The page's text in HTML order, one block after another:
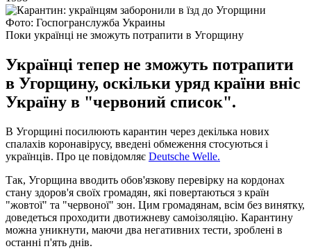
Фото: Госпогранслужба Украины
Поки українці не зможуть потрапити в Угорщину
Українці тепер не зможуть потрапити
в Угорщину, оскільки уряд країни вніс
Україну в "червоний список".
В Угорщині посилюють карантин через декілька нових
спалахів коронавірусу, введені обмеження стосуються і
українців. Про це повідомляє Deutsche Welle.
Так, Угорщина вводить обов'язкову перевірку на кордонах
стану здоров'я своїх громадян, які повертаються з країн
"жовтої" та "червоної" зон. Цим громадянам, всім без винятку,
доведеться проходити двотижневу самоізоляцію. Карантину
можна уникнути, маючи два негативних тести, зроблені в
останні п'ять днів.